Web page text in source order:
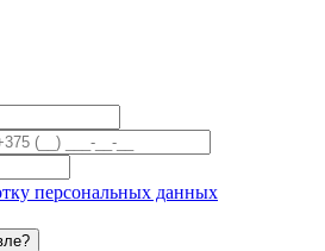
персональных данных